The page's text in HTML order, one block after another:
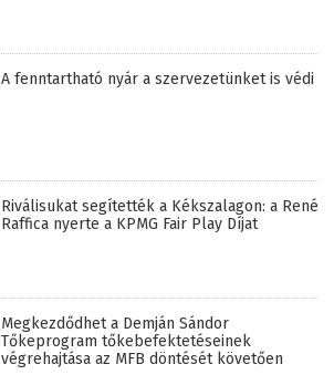
A fenntartható nyár a szervezetünket is védi
Riválisukat segítették a Kékszalagon: a René
Raffica nyerte a KPMG Fair Play Díjat
Megkezdődhet a Demján Sándor
Tőkeprogram tőkebefektetéseinek
végrehajtása az MFB döntését követően